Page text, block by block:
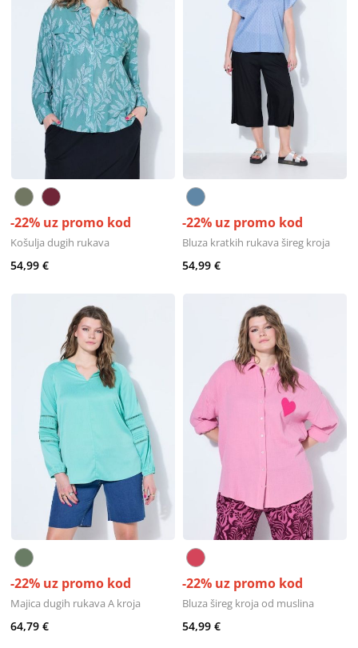
-22% uz promo kod
Košulja dugih rukava
54,99 €
-22% uz promo kod
Bluza kratkih rukava šireg kroja
54,99 €
-22% uz promo kod
Majica dugih rukava A kroja
64,79 €
-22% uz promo kod
Bluza šireg kroja od muslina
54,99 €